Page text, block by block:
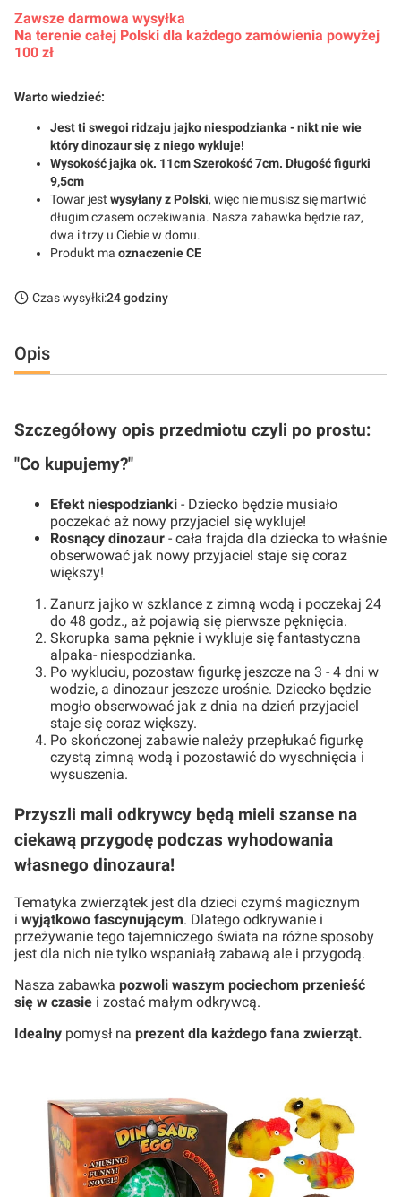
Zawsze darmowa wysyłka
Na terenie całej Polski dla każdego zamówienia powyżej
100 zł
Warto wiedzieć:
Jest ti swegoi ridzaju jajko niespodzianka - nikt nie wie
który dinozaur się z niego wykluje!
Wysokość jajka ok. 11cm Szerokość 7cm. Długość figurki
9,5cm
Towar jest wysyłany z Polski, więc nie musisz się martwić
długim czasem oczekiwania. Nasza zabawka będzie raz,
dwa i trzy u Ciebie w domu.
Produkt ma oznaczenie CE
Czas wysyłki:24 godziny
Opis
Szczegółowy opis przedmiotu czyli po prostu:
"Co kupujemy?"
Efekt niespodzianki - Dziecko będzie musiało
poczekać aż nowy przyjaciel się wykluje!
Rosnący dinozaur - cała frajda dla dziecka to właśnie
obserwować jak nowy przyjaciel staje się coraz
większy!
Zanurz jajko w szklance z zimną wodą i poczekaj 24
do 48 godz., aż pojawią się pierwsze pęknięcia.
Skorupka sama pęknie i wykluje się fantastyczna
alpaka- niespodzianka.
Po wykluciu, pozostaw figurkę jeszcze na 3 - 4 dni w
wodzie, a dinozaur jeszcze urośnie. Dziecko będzie
mogło obserwować jak z dnia na dzień przyjaciel
staje się coraz większy.
Po skończonej zabawie należy przepłukać figurkę
czystą zimną wodą i pozostawić do wyschnięcia i
wysuszenia.
Przyszli mali odkrywcy będą mieli szanse na
ciekawą przygodę podczas wyhodowania
własnego dinozaura!
Tematyka zwierzątek jest dla dzieci czymś magicznym
i wyjątkowo fascynującym. Dlatego odkrywanie i
przeżywanie tego tajemniczego świata na różne sposoby
jest dla nich nie tylko wspaniałą zabawą ale i przygodą.
Nasza zabawka pozwoli waszym pociechom przenieść
się w czasie i zostać małym odkrywcą.
Idealny pomysł na prezent dla każdego fana zwierząt.